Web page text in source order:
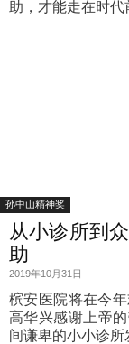
助，才能走在时代
孙中山精神奖
从小诊所到
助
2019年10月31日
槟安医院将在今
高华兴感谢上帝
间谦卑的小小诊所